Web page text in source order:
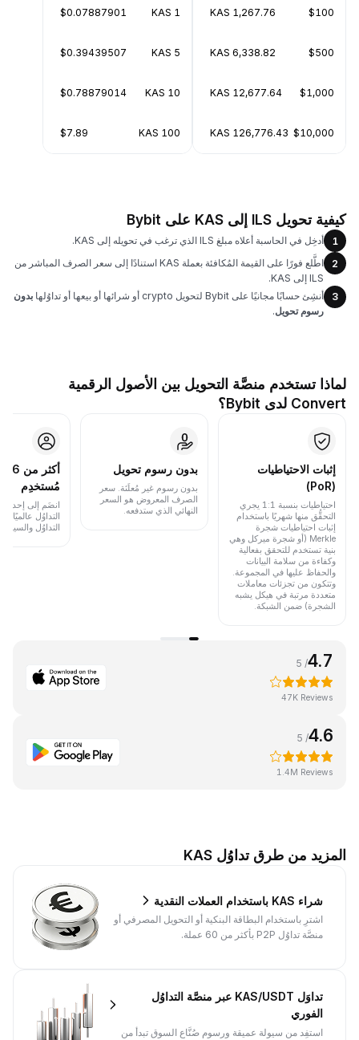
$100
1,267.76 KAS
$500
6,338.82 KAS
$1,000
12,677.64 KAS
$10,000
126,776.43 KAS
1 KAS
$0.07887901
5 KAS
$0.39439507
10 KAS
$0.78879014
100 KAS
$7.89
كيفية تحويل ILS إلى KAS على Bybit
1
أدخِل في الحاسبة أعلاه مبلغ ILS الذي ترغب في تحويله إلى KAS.
2
اطَّلع فورًا على القيمة المُكافئة بعملة KAS استنادًا إلى سعر الصرف المباشر من
ILS إلى KAS.
3
أنشِئ حسابًا مجانيًا على Bybit لتحويل crypto أو شرائها أو بيعها أو تداوُلها
بدون
رسوم تحويل.
لماذا تستخدم منصَّة التحويل بين الأصول الرقمية
Convert لدى Bybit؟
إثبات الاحتياطيات
(PoR)
احتياطيات بنسبة 1:1 يجري
التحقُّق منها شهريًا باستخدام
إثبات احتياطيات شجرة
Merkle (أو شجرة ميركل وهي
بنية تستخدم للتحقق بفعالية
وكفاءة من سلامة البيانات
والحفاظ عليها في المجموعة.
وتتكون من تجزئات معاملات
متعددة مرتبة في هيكل يشبه
الشجرة) ضمن الشبكة.
بدون رسوم تحويل
بدون رسوم غير مُعلَنَة. سعر
الصرف المعروض هو السعر
النهائي الذي ستدفعه.
مُستخدِم
انضَم إلى إحدى
التداوُل
التداوُل والسيولة.
4.7
/ 5
47K Reviews
4.6
/ 5
1.4M Reviews
المزيد من طرق تداوُل KAS
شراء KAS باستخدام العملات النقدية
اشترِ باستخدام البطاقة البنكية أو التحويل المصرفي أو
منصَّة تداوُل P2P بأكثر من 60 عملة.
تداوَل KAS/USDT عبر منصَّة التداوُل
الفوري
استفِد من سيولة عميقة ورسوم صُنَّاع السوق تبدأ من